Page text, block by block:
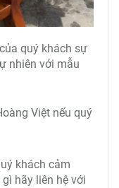
quý khách sự
nhiên với mẫu
Việt nếu quý
khách cảm
hãy liên hệ với